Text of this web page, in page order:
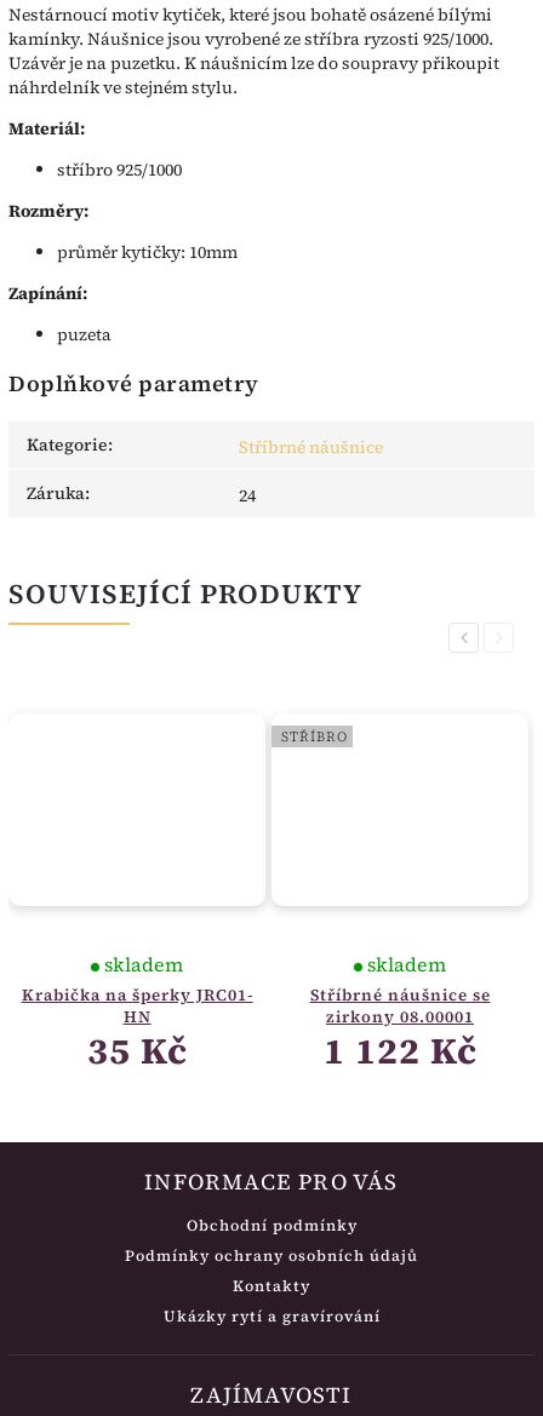
Nestárnoucí motiv kytiček, které jsou bohatě osázené bílými
kamínky. Náušnice jsou vyrobené ze stříbra ryzosti 925/1000.
Uzávěr je na puzetku. K náušnicím lze do soupravy přikoupit
náhrdelník ve stejném stylu.
Materiál:
stříbro 925/1000
Rozměry:
průměr kytičky: 10mm
Zapínání:
puzeta
Doplňkové parametry
Kategorie:
Stříbrné náušnice
Záruka: 24
SOUVISEJÍCÍ PRODUKTY
Previous
Krabička na šperky JRC01-
HN
skladem
35 Kč
STŘÍBRO
Stříbrné náušnice se
zirkony 08.00001
skladem
1 122 Kč
Next
INFORMACE PRO VÁS
Obchodní podmínky
Podmínky ochrany osobních údajů
Kontakty
Ukázky rytí a gravírování
ZAJÍMAVOSTI